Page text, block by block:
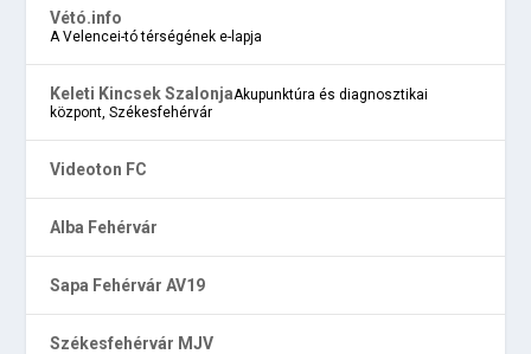
Vétó.info
A Velencei-tó térségének e-lapja
Keleti Kincsek SzalonjaAkupunktúra és diagnosztikai
központ, Székesfehérvár
Videoton FC
Alba Fehérvár
Sapa Fehérvár AV19
Székesfehérvár MJV